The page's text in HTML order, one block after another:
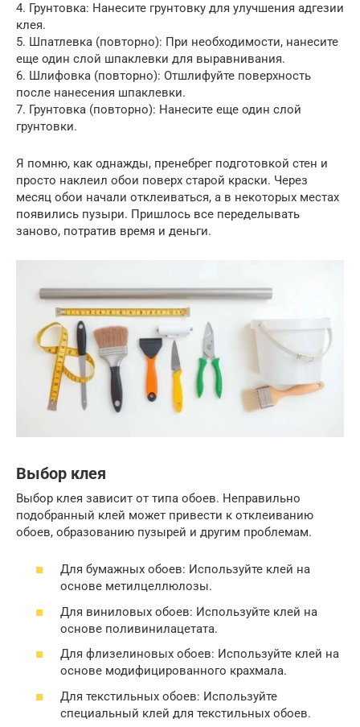
4. Грунтовка: Нанесите грунтовку для улучшения адгезии
клея.
5. Шпатлевка (повторно): При необходимости, нанесите
еще один слой шпаклевки для выравнивания.
6. Шлифовка (повторно): Отшлифуйте поверхность
после нанесения шпаклевки.
7. Грунтовка (повторно): Нанесите еще один слой
грунтовки.
Я помню, как однажды, пренебрег подготовкой стен и
просто наклеил обои поверх старой краски. Через
месяц обои начали отклеиваться, а в некоторых местах
появились пузыри. Пришлось все переделывать
заново, потратив время и деньги.
Выбор клея
Выбор клея зависит от типа обоев. Неправильно
подобранный клей может привести к отклеиванию
обоев, образованию пузырей и другим проблемам.
Для бумажных обоев: Используйте клей на
основе метилцеллюлозы.
Для виниловых обоев: Используйте клей на
основе поливинилацетата.
Для флизелиновых обоев: Используйте клей на
основе модифицированного крахмала.
Для текстильных обоев: Используйте
специальный клей для текстильных обоев.